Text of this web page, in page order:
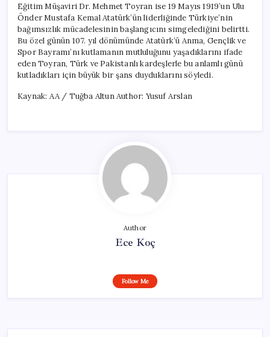
Eğitim Müşaviri Dr. Mehmet Toyran ise 19 Mayıs 1919’un Ulu
Önder Mustafa Kemal Atatürk’ün liderliğinde Türkiye’nin
bağımsızlık mücadelesinin başlangıcını simgelediğini belirtti.
Bu özel günün 107. yıl dönümünde Atatürk’ü Anma, Gençlik ve
Spor Bayramı’nı kutlamanın mutluluğunu yaşadıklarını ifade
eden Toyran, Türk ve Pakistanlı kardeşlerle bu anlamlı günü
kutladıkları için büyük bir şans duyduklarını söyledi.
Kaynak: AA / Tuğba Altun Author: Yusuf Arslan
Author
Ece Koç
Follow Me